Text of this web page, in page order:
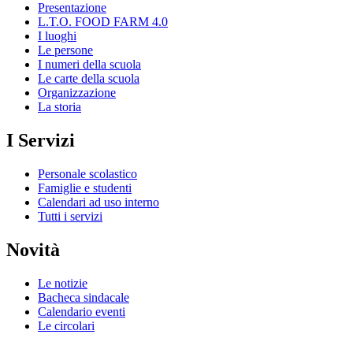
Presentazione
L.T.O. FOOD FARM 4.0
I luoghi
Le persone
I numeri della scuola
Le carte della scuola
Organizzazione
La storia
I Servizi
Personale scolastico
Famiglie e studenti
Calendari ad uso interno
Tutti i servizi
Novità
Le notizie
Bacheca sindacale
Calendario eventi
Le circolari